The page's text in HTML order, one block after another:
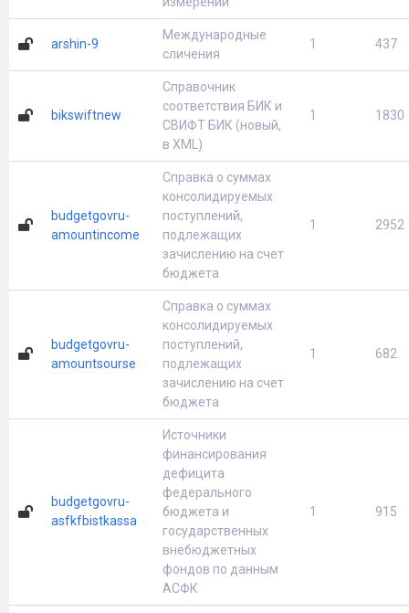
arshin-9
Международные
сличения
1 437
bikswiftnew
Справочник
соответствия БИК и
СВИФТ БИК (новый,
в XML)
1 1830
budgetgovru-
amountincome
Справка о суммах
консолидируемых
поступлений,
подлежащих
зачислению на счет
бюджета
1 2952
budgetgovru-
amountsourse
Справка о суммах
консолидируемых
поступлений,
подлежащих
зачислению на счет
бюджета
1 682
budgetgovru-
asfkfbistkassa
Источники
финансирования
дефицита
федерального
бюджета и
государственных
внебюджетных
фондов по данным
АСФК
1 915